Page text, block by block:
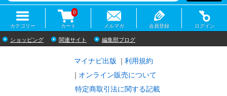
カテゴリー カート
0
メルマガ 会員登録 ログイン
ショッピング 関連サイト 編集部ブログ
マイナビ出版
利用規約
オンライン販売について
特定商取引法に関する記載